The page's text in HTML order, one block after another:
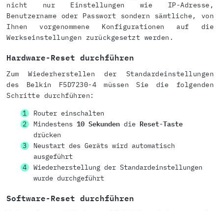
nicht nur Einstellungen wie IP-Adresse,
Benutzername oder Passwort sondern sämtliche, von
Ihnen vorgenommene Konfigurationen auf die
Werkseinstellungen zurückgesetzt werden.
Hardware-Reset durchführen
Zum Wiederherstellen der Standardeinstellungen
des Belkin F5D7230-4 müssen Sie die folgenden
Schritte durchführen:
Router einschalten
Mindestens 10 Sekundendie Reset-Taste
drücken
Neustart des Geräts wird automatisch
ausgeführt
Wiederherstellung der Standardeinstellungen
wurde durchgeführt
Software-Reset durchführen